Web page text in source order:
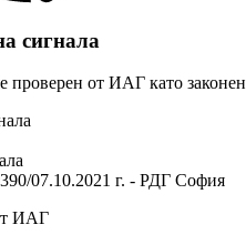
сигнала
проверен от ИАГ като законен
07.10.2021 г. - РДГ София
ИАГ